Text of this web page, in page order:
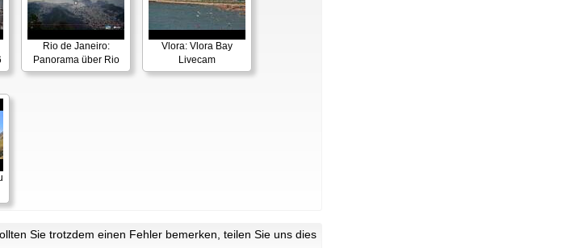
Rio de Janeiro:
Panorama über Rio
Vlora: Vlora Bay
Livecam
Sie trotzdem einen Fehler bemerken, teilen Sie uns dies